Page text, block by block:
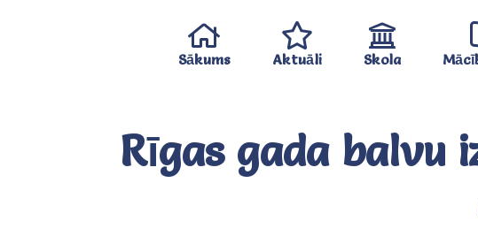
Sākums Aktuāli Skola
Rīgas gada balvu